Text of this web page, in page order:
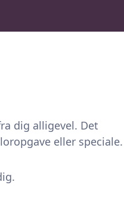
dig alligevel. Det
eller speciale.